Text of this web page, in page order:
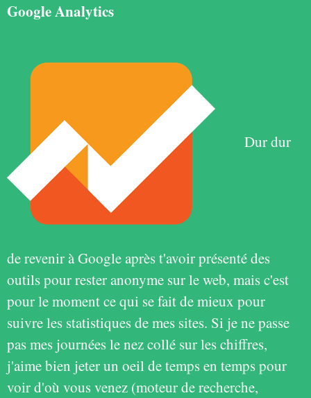
Google Analytics
Dur dur
de revenir à Google après t'avoir présenté des
outils pour rester anonyme sur le web, mais c'est
pour le moment ce qui se fait de mieux pour
suivre les statistiques de mes sites. Si je ne passe
pas mes journées le nez collé sur les chiffres,
j'aime bien jeter un oeil de temps en temps pour
voir d'où vous venez (moteur de recherche,